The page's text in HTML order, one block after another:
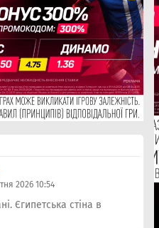
2026 10:54
Єгипетська стіна в